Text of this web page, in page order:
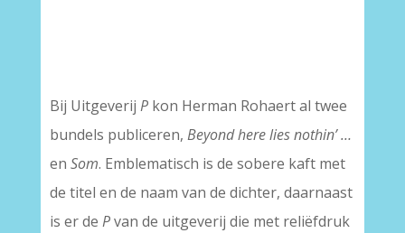
Bij Uitgeverij Pkon Herman Rohaert al twee
bundels publiceren, Beyond here lies nothin’ …
en Som. Emblematisch is de sobere kaft met
de titel en de naam van de dichter, daarnaast
is er de Pvan de uitgeverij die met reliëfdruk